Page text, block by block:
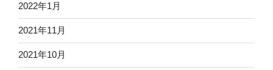
2022年1月
2021年11月
2021年10月